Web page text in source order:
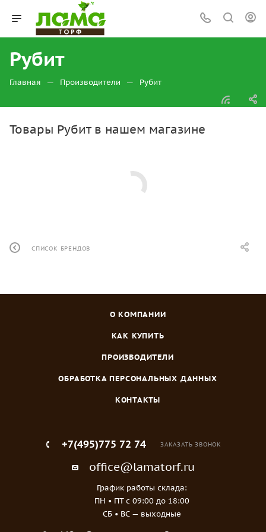
Рубит
Главная — Производители — Рубит
Товары Рубит в нашем магазине
СПИСОК БРЕНДОВ
О КОМПАНИИ
КАК КУПИТЬ
ПРОИЗВОДИТЕЛИ
ОБРАБОТКА ПЕРСОНАЛЬНЫХ ДАННЫХ
КОНТАКТЫ
+7(495)775 72 74 ЗАКАЗАТЬ ЗВОНОК
office@lamatorf.ru
График работы склада:
ПН • ПТ c 09:00 до 18:00
СБ • ВС — выходные